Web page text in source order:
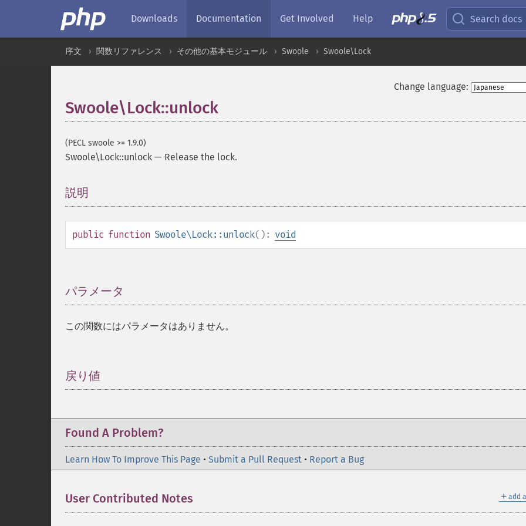
Downloads Documentation Get Involved Help Search docs
序文 関数リファレンス その他の基本モジュール Swoole Swoole\Lock
Change language:
Swoole\Lock::unlock
(PECL swoole >= 1.9.0)
Swoole\Lock::unlock — Release the lock.
説明
public function Swoole\Lock::unlock(): void
パラメータ
この関数にはパラメータはありません。
戻り値
Found A Problem?
Learn How To Improve This Page • Submit a Pull Request • Report a Bug
＋ add
User Contributed Notes